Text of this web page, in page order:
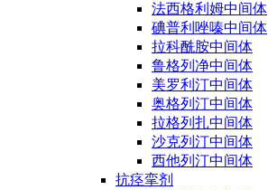
法西格利姆中间体
碘普利唑嗪中间体
拉科酰胺中间体
鲁格列净中间体
美罗利汀中间体
奥格列汀中间体
拉格列扎中间体
沙克列汀中间体
西他列汀中间体
抗痉挛剂